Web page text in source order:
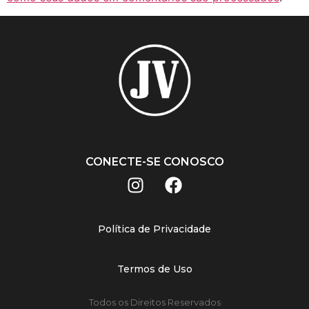
CONECTE-SE CONOSCO
Política de Privacidade
Termos de Uso
Todos os Direitos Reservados